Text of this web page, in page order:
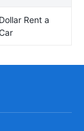
Dollar Rent a